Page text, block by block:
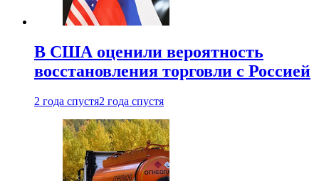
В США оценили вероятность
восстановления торговли с Россией
2 года спустя2 года спустя